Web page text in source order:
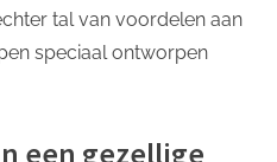
tal van voordelen aan
speciaal ontworpen
een gezellige